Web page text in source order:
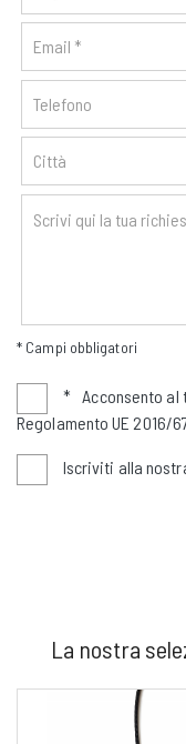
* Campi obbligatori
* Acconsento
Regolamento UE 2016/
Iscriviti alla
La nostra